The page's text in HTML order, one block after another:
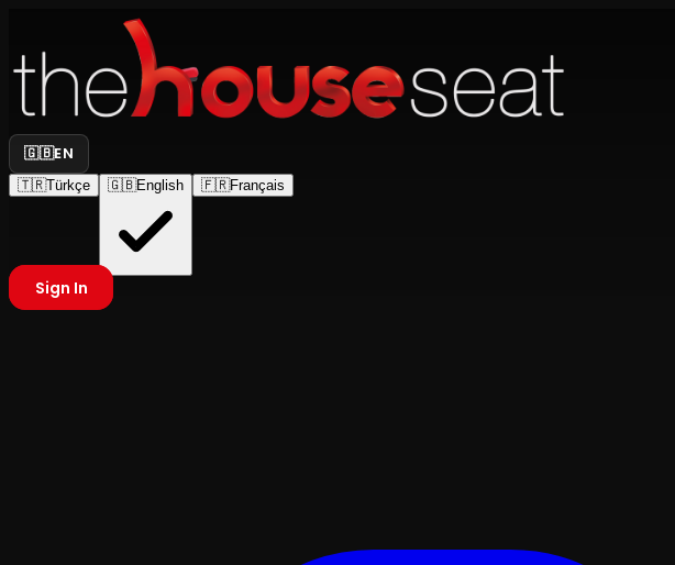
🇬🇧EN
🇹🇷Türkçe 🇬🇧English 🇫🇷Français
Sign In